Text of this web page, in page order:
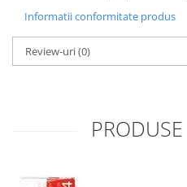
Informatii conformitate produs
Review-uri(0)